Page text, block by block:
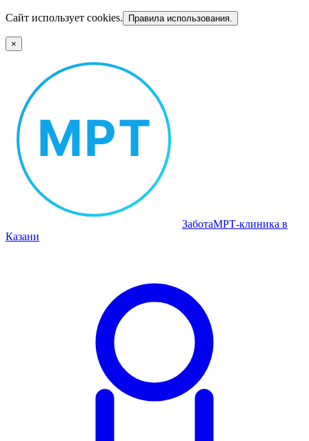
Сайт использует cookies. Правила использования.
×
ЗаботаМРТ‑клиника в
Казани